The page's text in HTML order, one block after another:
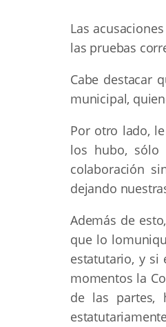
Las
las pruebas
Cabe destacar
municipal,
Por otro lado,
los hubo, sólo
colaboración
dejando
Además de
que lo
estatutario, y si
momentos la
de las partes,